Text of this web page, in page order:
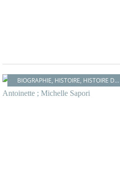
BIOGRAPHIE, HISTOIRE, HISTOIRE DE LA MODE